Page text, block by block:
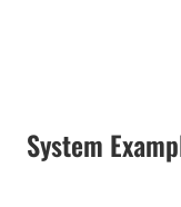
System